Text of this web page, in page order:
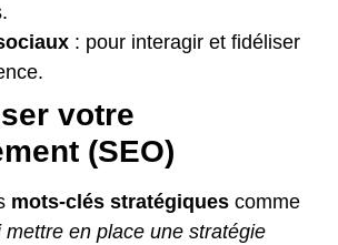
: pour interagir et fidéliser
votre
(SEO)
mots-clés stratégiques comme
mettre en place une stratégie